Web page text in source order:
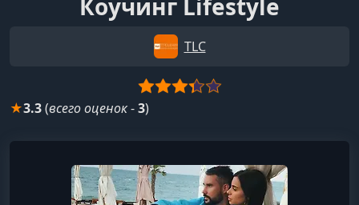
Коучинг Lifestyle
TLC
★3.3(всего оценок-3)